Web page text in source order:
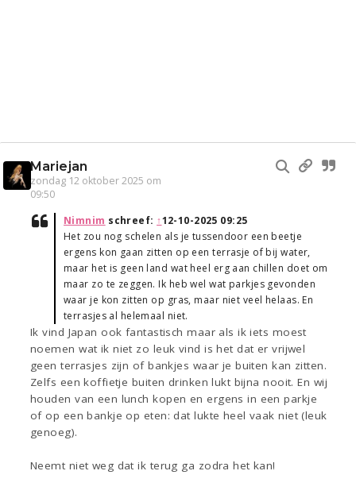
Mariejan
zondag 12 oktober 2025 om
09:50
Nimnim schreef: ↑12-10-2025 09:25
Het zou nog schelen als je tussendoor een beetje
ergens kon gaan zitten op een terrasje of bij water,
maar het is geen land wat heel erg aan chillen doet om
maar zo te zeggen. Ik heb wel wat parkjes gevonden
waar je kon zitten op gras, maar niet veel helaas. En
terrasjes al helemaal niet.
Ik vind Japan ook fantastisch maar als ik iets moest
noemen wat ik niet zo leuk vind is het dat er vrijwel
geen terrasjes zijn of bankjes waar je buiten kan zitten.
Zelfs een koffietje buiten drinken lukt bijna nooit. En wij
houden van een lunch kopen en ergens in een parkje
of op een bankje op eten: dat lukte heel vaak niet (leuk
genoeg).
Neemt niet weg dat ik terug ga zodra het kan!